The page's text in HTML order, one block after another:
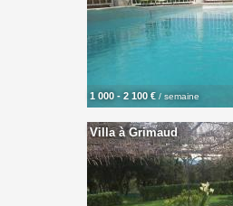
1 000 - 2 100 € / semaine
Villa à Grimaud